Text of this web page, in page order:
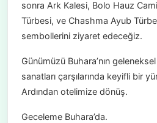
sonra Ark Kalesi, Bolo Hauz
Türbesi, ve Chashma Ayub
sembollerini ziyaret edeceğiz.
Günümüzü Buhara’nın
sanatları çarşılarında keyifli bir
Ardından otelimize dönüş.
Geceleme Buhara’da.